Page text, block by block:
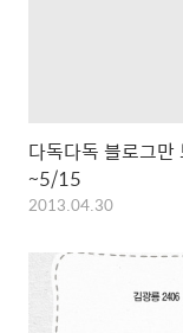
다독다독 블로그
~5/15
2013.04.30